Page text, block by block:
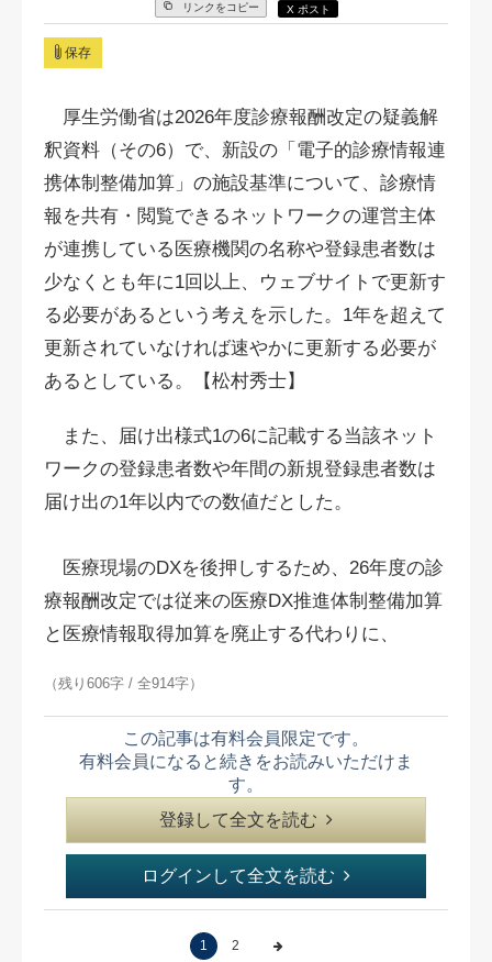
リンクをコピー X ポスト
保存
厚生労働省は2026年度診療報酬改定の疑義解
釈資料（その6）で、新設の「電子的診療情報連
携体制整備加算」の施設基準について、診療情
報を共有・閲覧できるネットワークの運営主体
が連携している医療機関の名称や登録患者数は
少なくとも年に1回以上、ウェブサイトで更新す
る必要があるという考えを示した。1年を超えて
更新されていなければ速やかに更新する必要が
あるとしている。【松村秀士】
また、届け出様式1の6に記載する当該ネット
ワークの登録患者数や年間の新規登録患者数は
届け出の1年以内での数値だとした。
医療現場のDXを後押しするため、26年度の診
療報酬改定では従来の医療DX推進体制整備加算
と医療情報取得加算を廃止する代わりに、
（残り606字 / 全914字）
この記事は有料会員限定です。
有料会員になると続きをお読みいただけま
す。
登録して全文を読む
ログインして全文を読む
1 2